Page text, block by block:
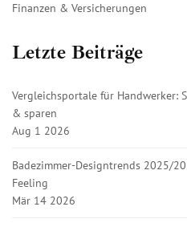
Finanzen & Versicherungen
Letzte Beiträge
Vergleichsportale für Handwerker:
& sparen
Aug 1 2026
Badezimmer-Designtrends 2025/
Feeling
Mär 14 2026